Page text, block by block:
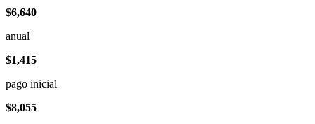
$6,640
anual
$1,415
pago inicial
$8,055